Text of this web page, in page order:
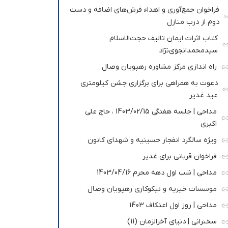
فراخوان جمع‌آوری و اهداء فرش‌های اضافه و دست
دوم از درب منازل
کتاب اثرات ایمان تالیف حجت‌الاسلام
سیدمحمدانجوی‌نژاد
راه اندازی مرکز مشاوره رهپویان وصال
دعوت به همراهی برای برگزاری جشن کیلومتری
عید غدیر
مداحی | جلسه هفتگی 1403/02/15 ، حاج علی
اکبری
ویژه سالگرد انفجار حسینیه و شهدای کانون
فراخوان قربانی برای غدیر
مداحی | شب اول دهه محرم 1403/04/16
موسسات خیریه و نیکوکاری رهپویان وصال
مداحی | روز اول اعتکاف 1403
سخنرانی | دنیای آخرالزمان (11)